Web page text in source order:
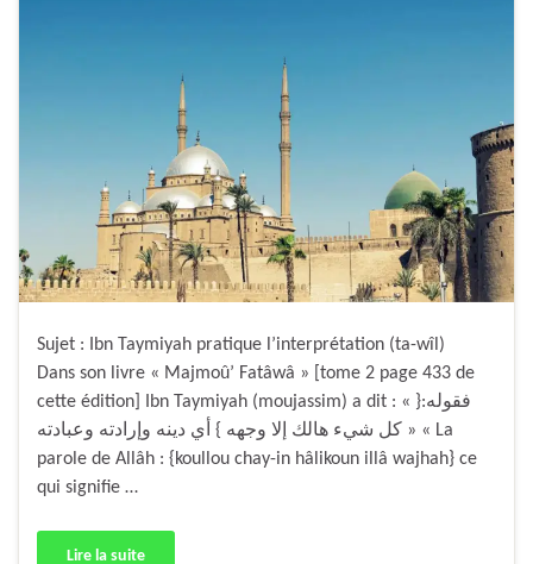
Sujet : Ibn Taymiyah pratique l’interprétation (ta-wîl)
Dans son livre « Majmoû’ Fatâwâ » [tome 2 page 433 de
cette édition] Ibn Taymiyah (moujassim) a dit : « فقوله:{
كل شيء هالك إلا وجهه } أي دينه وإرادته وعبادته » « La
parole de Allâh : {koullou chay-in hâlikoun illâ wajhah} ce
qui signifie …
Lire la suite